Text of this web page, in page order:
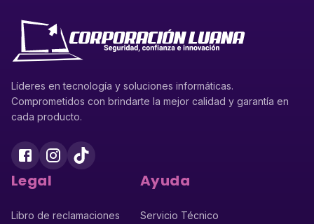
Líderes en tecnología y soluciones informáticas.
Comprometidos con brindarte la mejor calidad y garantía en
cada producto.
Legal
Libro de reclamaciones
Ayuda
Servicio Técnico